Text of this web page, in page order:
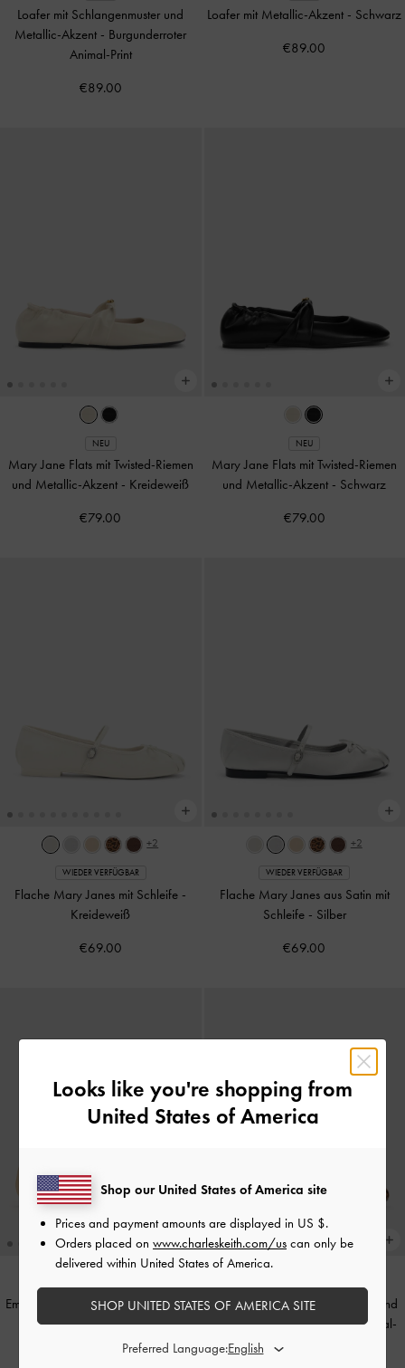
Loafer mit Schlangenmuster und
Metallic-Akzent - Burgunderroter
Animal-Print
€89.00
Loafer mit Metallic-Akzent - Schwarz
€89.00
NEU
Mary Jane Flats mit Twisted-Riemen
und Metallic-Akzent - Kreideweiß
€79.00
NEU
Mary Jane Flats mit Twisted-Riemen
und Metallic-Akzent - Schwarz
€79.00
+2
WIEDER VERFÜGBAR
Flache Mary Janes mit Schleife -
Kreideweiß
€69.00
+2
WIEDER VERFÜGBAR
Flache Mary Janes aus Satin mit
Schleife - Silber
€69.00
Emiko Mary Jane Flache Schuhe mit
Metallic-Schleife-Helles Gold
Flache Mary Janes mit Schleife und
Leopardenmuster-Brauner Animal-
Looks like you're shopping from
United States of America
Shop our United States of America site
Prices and payment amounts are displayed in US $.
Orders placed on www.charleskeith.com/us can only be
delivered within United States of America.
SHOP UNITED STATES OF AMERICA SITE
Preferred Language: